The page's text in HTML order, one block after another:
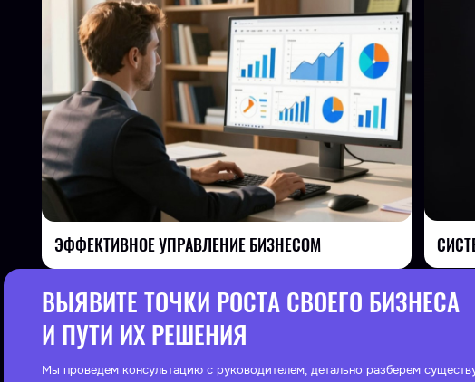
ЭФФЕКТИВНОЕ УПРАВЛЕНИЕ БИЗНЕСОМ
ВЫЯВИТЕ ТОЧКИ РОСТА СВОЕГО БИЗНЕСА
И ПУТИ ИХ РЕШЕНИЯ
Мы проведем консультацию с руководителем, детально разберем